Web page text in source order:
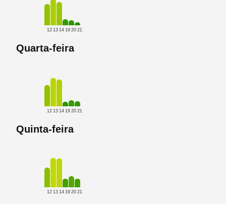
12 13 14 19 20 21
Quarta-feira
12 13 14 19 20 21
Quinta-feira
12 13 14 19 20 21